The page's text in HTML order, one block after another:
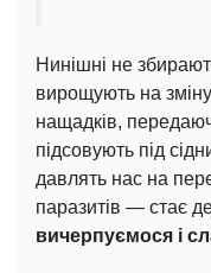
Нинішні не
вирощують на
нащадків,
підсовують під
давлять нас на
паразитів — стає
вичерпуємося і